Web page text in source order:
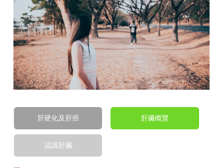
肝硬化及肝癌 肝臟概覽
認識肝臟